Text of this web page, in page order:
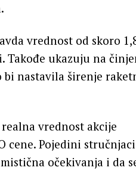
vrednost od skoro
Takođe ukazuju na
bi nastavila širenje
vrednost akcije
cene. Pojedini stručnjaci
očekivanja i da